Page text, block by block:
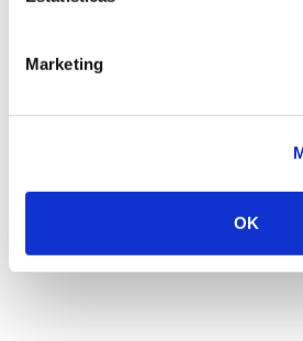
Marketing
OK
Registar galhas de Trichi em
Natureza e florestas procuram